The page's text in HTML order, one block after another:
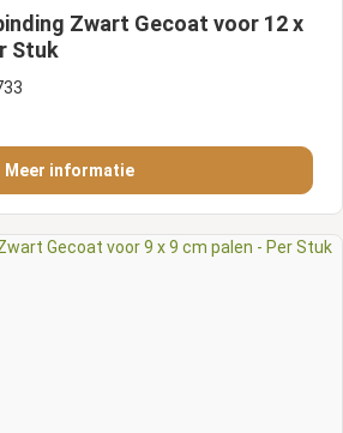
Zwart Gecoat voor 12 x
Stuk
Meer informatie